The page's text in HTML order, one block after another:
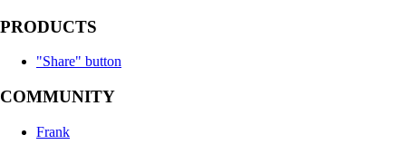
PRODUCTS
"Share" button
COMMUNITY
Frank